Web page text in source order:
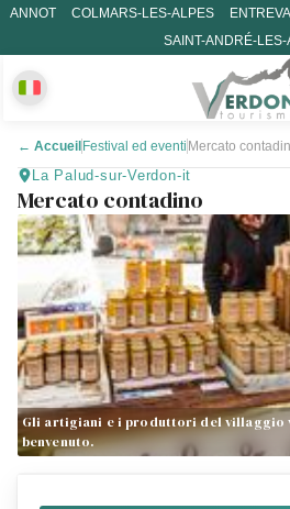
ANNOT COLMARS-LES-ALPES
SAINT-ANDRÉ-LES-
← Accueil Festival ed eventi Mercato
La Palud-sur-Verdon-it
Mercato contadino
Gli artigiani e i produttori del villaggio
benvenuto.